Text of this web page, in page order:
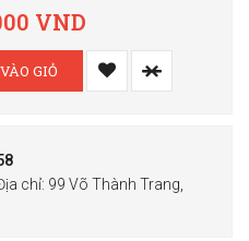
VND
GIỎ
chỉ: 99 Võ Thành Trang,